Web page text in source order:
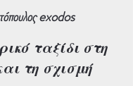
exodos
ταξίδι στη
τη σχισμή